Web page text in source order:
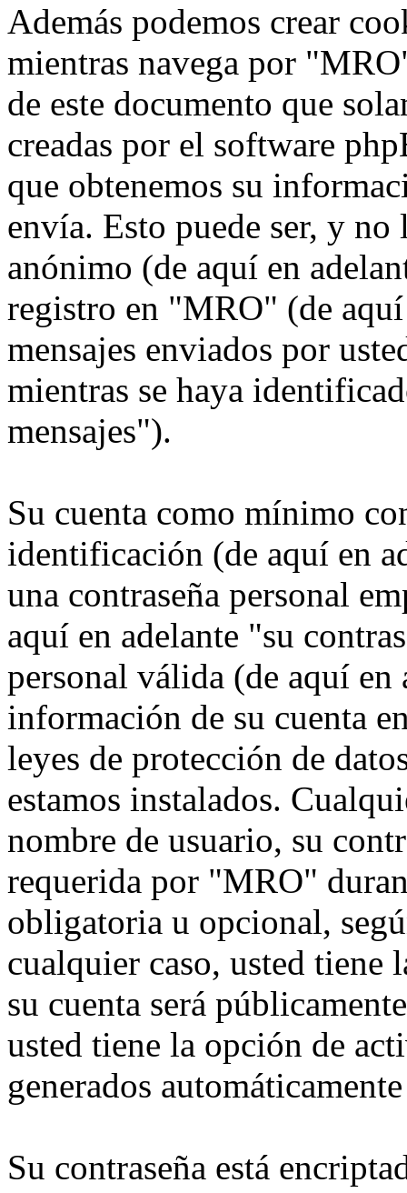
Además podemos crear
mientras navega por
de este documento que
creadas por el software
que obtenemos su
envía. Esto puede ser, y
anónimo (de aquí en
registro en "MRO" (de
mensajes enviados por
mientras se haya
mensajes").
Su cuenta como mínimo
identificación (de aquí en
una contraseña personal
aquí en adelante "su
personal válida (de aquí
información de su cuenta
leyes de protección de
estamos instalados.
nombre de usuario, su
requerida por "MRO"
obligatoria u opcional,
cualquier caso, usted tiene
su cuenta será
usted tiene la opción de
generados
Su contraseña está